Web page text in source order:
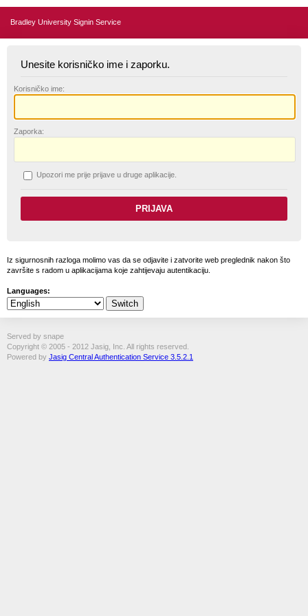
Bradley University Signin Service
Unesite korisničko ime i zaporku.
Korisničko ime:
Zaporka:
Upozori me prije prijave u druge aplikacije.
Iz sigurnosnih razloga molimo vas da se odjavite i zatvorite web preglednik nakon što
završite s radom u aplikacijama koje zahtijevaju autentikaciju.
Languages:
Served by snape
Copyright © 2005 - 2012 Jasig, Inc. All rights reserved.
Powered by Jasig Central Authentication Service 3.5.2.1